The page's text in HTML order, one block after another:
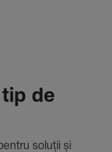
de
soluții și